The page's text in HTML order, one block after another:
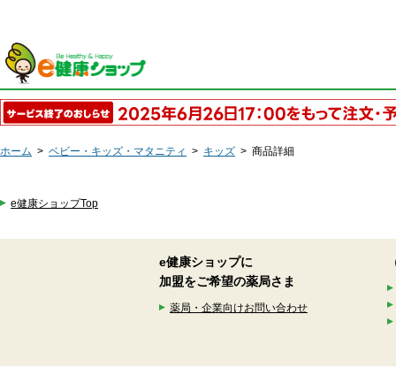
ホーム > ベビー・キッズ・マタニティ > キッズ > 商品詳細
e健康ショップTop
e健康ショップに
加盟をご希望の薬局さま
薬局・企業向けお問い合わせ